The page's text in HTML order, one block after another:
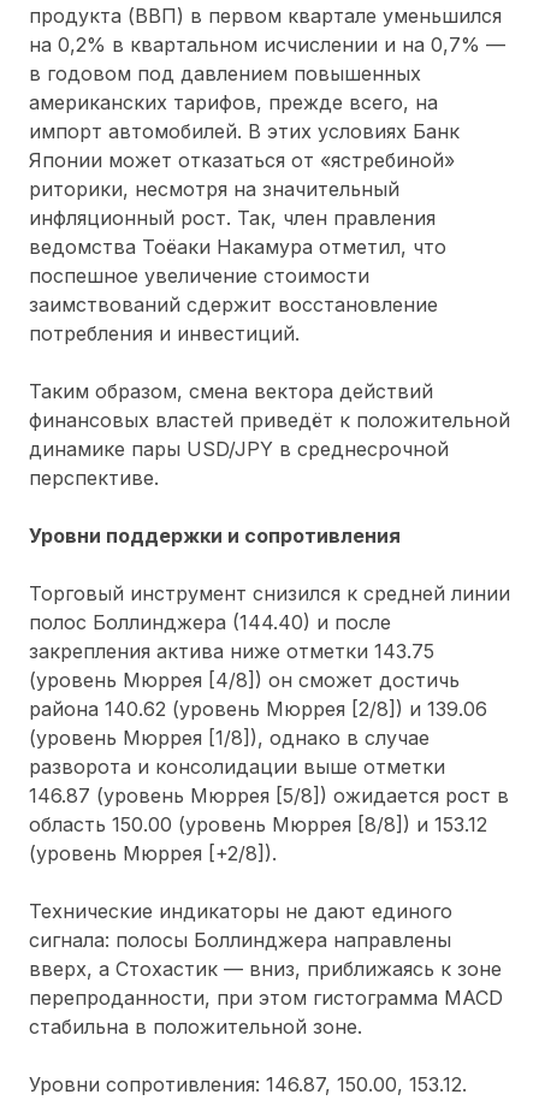
продукта (ВВП) в первом квартале уменьшился
на 0,2% в квартальном исчислении и на 0,7% —
в годовом под давлением повышенных
американских тарифов, прежде всего, на
импорт автомобилей. В этих условиях Банк
Японии может отказаться от «ястребиной»
риторики, несмотря на значительный
инфляционный рост. Так, член правления
ведомства Тоёаки Накамура отметил, что
поспешное увеличение стоимости
заимствований сдержит восстановление
потребления и инвестиций.
Таким образом, смена вектора действий
финансовых властей приведёт к положительной
динамике пары USD/JPY в среднесрочной
перспективе.
Уровни поддержки и сопротивления
Торговый инструмент снизился к средней линии
полос Боллинджера (144.40) и после
закрепления актива ниже отметки 143.75
(уровень Мюррея [4/8]) он сможет достичь
района 140.62 (уровень Мюррея [2/8]) и 139.06
(уровень Мюррея [1/8]), однако в случае
разворота и консолидации выше отметки
146.87 (уровень Мюррея [5/8]) ожидается рост в
область 150.00 (уровень Мюррея [8/8]) и 153.12
(уровень Мюррея [+2/8]).
Технические индикаторы не дают единого
сигнала: полосы Боллинджера направлены
вверх, а Стохастик — вниз, приближаясь к зоне
перепроданности, при этом гистограмма MACD
стабильна в положительной зоне.
Уровни сопротивления: 146.87, 150.00, 153.12.